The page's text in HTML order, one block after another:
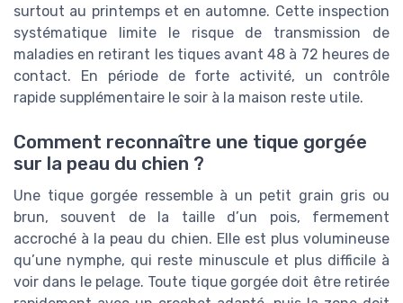
surtout au printemps et en automne. Cette inspection
systématique limite le risque de transmission de
maladies en retirant les tiques avant 48 à 72 heures de
contact. En période de forte activité, un contrôle
rapide supplémentaire le soir à la maison reste utile.
Comment reconnaître une tique gorgée
sur la peau du chien ?
Une tique gorgée ressemble à un petit grain gris ou
brun, souvent de la taille d’un pois, fermement
accroché à la peau du chien. Elle est plus volumineuse
qu’une nymphe, qui reste minuscule et plus difficile à
voir dans le pelage. Toute tique gorgée doit être retirée